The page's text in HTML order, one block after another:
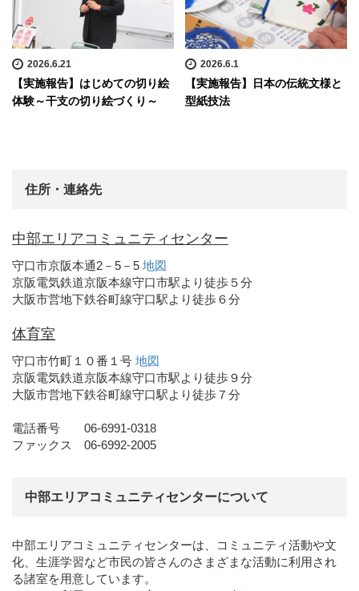
2026.6.21
【実施報告】はじめての切り絵
体験～干支の切り絵づくり～
2026.6.1
【実施報告】日本の伝統文様と
型紙技法
住所・連絡先
中部エリアコミュニティセンター
守口市京阪本通2－5－5 地図
京阪電気鉄道京阪本線守口市駅より徒歩５分
大阪市営地下鉄谷町線守口駅より徒歩６分
体育室
守口市竹町１０番１号 地図
京阪電気鉄道京阪本線守口市駅より徒歩９分
大阪市営地下鉄谷町線守口駅より徒歩７分
電話番号 06-6991-0318
ファックス 06-6992-2005
中部エリアコミュニティセンターについて
中部エリアコミュニティセンターは、コミュニティ活動や文
化、生涯学習など市民の皆さんのさまざまな活動に利用され
る諸室を用意しています。